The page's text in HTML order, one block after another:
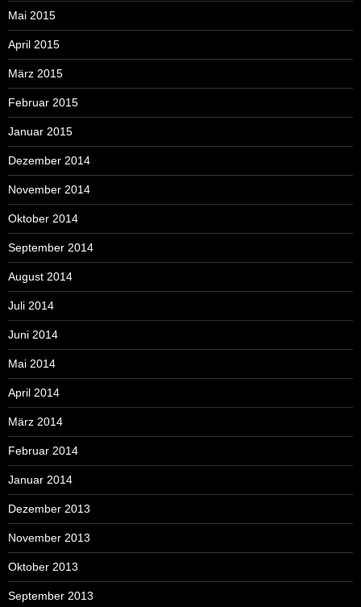
Mai 2015
April 2015
März 2015
Februar 2015
Januar 2015
Dezember 2014
November 2014
Oktober 2014
September 2014
August 2014
Juli 2014
Juni 2014
Mai 2014
April 2014
März 2014
Februar 2014
Januar 2014
Dezember 2013
November 2013
Oktober 2013
September 2013